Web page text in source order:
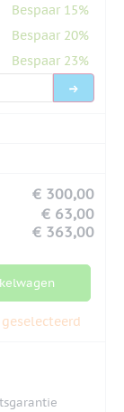
Bespaar 15%
Bespaar 20%
Bespaar 23%
€ 300,00
€ 63,00
€ 363,00